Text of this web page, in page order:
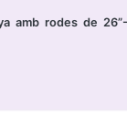
amb rodes de